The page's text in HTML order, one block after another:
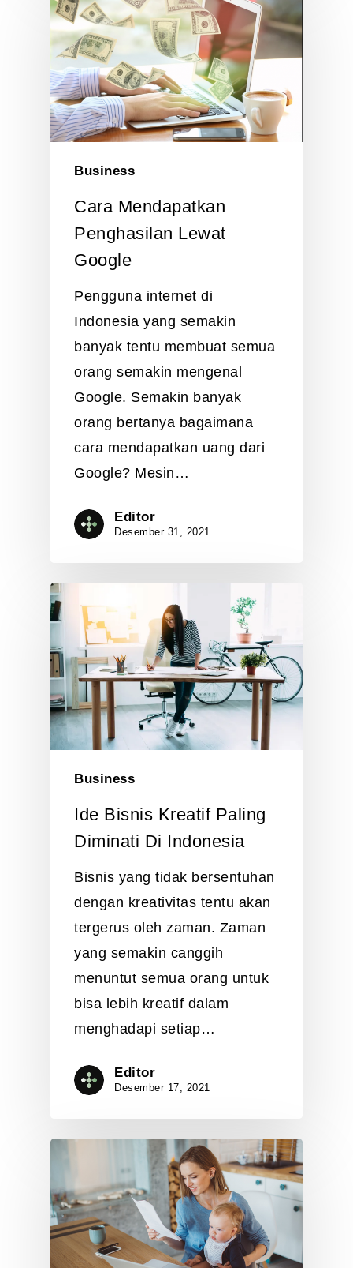
Business
Cara Mendapatkan
Penghasilan Lewat
Google
Pengguna internet di
Indonesia yang semakin
banyak tentu membuat semua
orang semakin mengenal
Google. Semakin banyak
orang bertanya bagaimana
cara mendapatkan uang dari
Google? Mesin…
Editor
Desember 31, 2021
Business
Ide Bisnis Kreatif Paling
Diminati Di Indonesia
Bisnis yang tidak bersentuhan
dengan kreativitas tentu akan
tergerus oleh zaman. Zaman
yang semakin canggih
menuntut semua orang untuk
bisa lebih kreatif dalam
menghadapi setiap…
Editor
Desember 17, 2021